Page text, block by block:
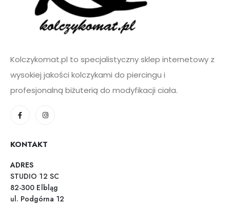
Kolczykomat.pl to specjalistyczny sklep internetowy z
wysokiej jakości kolczykami do piercingu i
profesjonalną biżuterią do modyfikacji ciała.
KONTAKT
ADRES
STUDIO 12 SC
82-300 Elbląg
ul. Podgórna 12